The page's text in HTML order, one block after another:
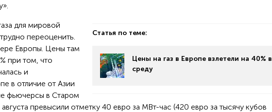
Статья по теме:
Цены на газ в Европе взлетели на 40% в
среду
для мировой
переоценить.
Европы. Цены там
при том, что
и
в отличие от Азии
фьючерсы в Старом
превысили отметку 40 евро за МВт-час (420 евро за тысячу кубов